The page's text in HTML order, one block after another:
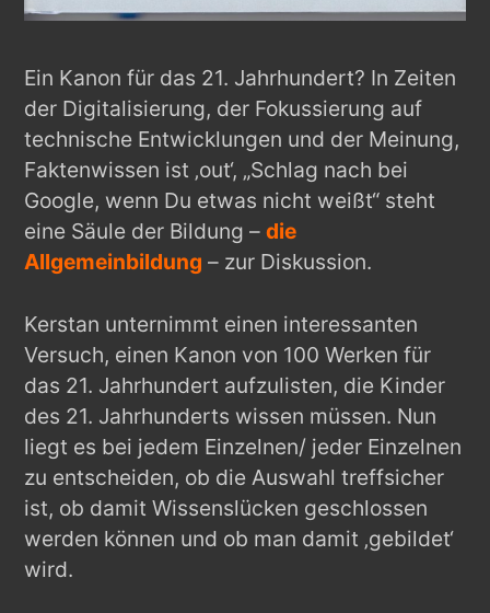
Ein Kanon für das 21. Jahrhundert? In Zeiten
der Digitalisierung, der Fokussierung auf
technische Entwicklungen und der Meinung,
Faktenwissen ist ‚out‘, „Schlag nach bei
Google, wenn Du etwas nicht weißt“ steht
eine Säule der Bildung –die
Allgemeinbildung – zur Diskussion.
Kerstan unternimmt einen interessanten
Versuch, einen Kanon von 100 Werken für
das 21. Jahrhundert aufzulisten, die Kinder
des 21. Jahrhunderts wissen müssen. Nun
liegt es bei jedem Einzelnen/ jeder Einzelnen
zu entscheiden, ob die Auswahl treffsicher
ist, ob damit Wissenslücken geschlossen
werden können und ob man damit ‚gebildet‘
wird.